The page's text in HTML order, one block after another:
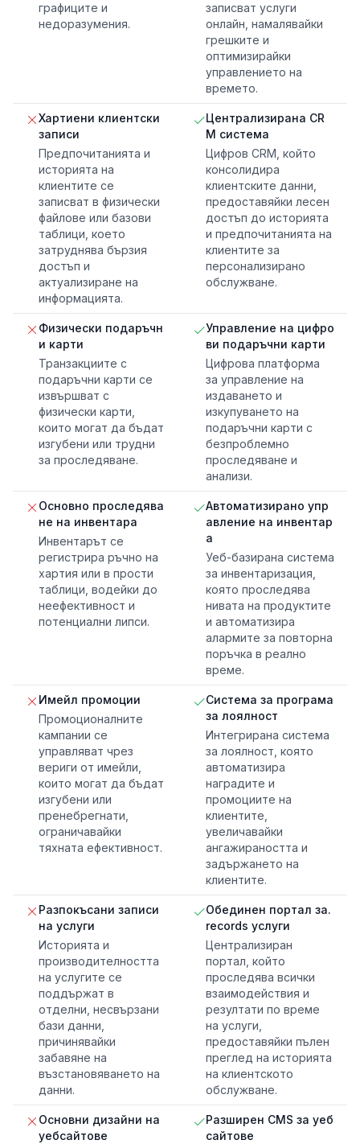
графиците и
недоразумения.
записват услуги
онлайн, намалявайки
грешките и
оптимизирайки
управлението на
времето.
Хартиени клиентски
записи
Предпочитанията и
историята на
клиентите се
записват в физически
файлове или базови
таблици, което
затруднява бързия
достъп и
актуализиране на
информацията.
Централизирана CR
M система
Цифров CRM, който
консолидира
клиентските данни,
предоставяйки лесен
достъп до историята
и предпочитанията на
клиентите за
персонализирано
обслужване.
Физически подаръчн
и карти
Транзакциите с
подаръчни карти се
извършват с
физически карти,
които могат да бъдат
изгубени или трудни
за проследяване.
Управление на цифро
ви подаръчни карти
Цифрова платформа
за управление на
издаването и
изкупуването на
подаръчни карти с
безпроблемно
проследяване и
анализи.
Основно проследява
не на инвентара
Инвентарът се
регистрира ръчно на
хартия или в прости
таблици, водейки до
неефективност и
потенциални липси.
Автоматизирано упр
авление на инвентар
а
Уеб-базирана система
за инвентаризация,
която проследява
нивата на продуктите
и автоматизира
алармите за повторна
поръчка в реално
време.
Имейл промоции
Промоционалните
кампании се
управляват чрез
вериги от имейли,
които могат да бъдат
изгубени или
пренебрегнати,
ограничавайки
тяхната ефективност.
Система за програма
за лоялност
Интегрирана система
за лоялност, която
автоматизира
наградите и
промоциите на
клиентите,
увеличавайки
ангажираността и
задържането на
клиентите.
Разпокъсани записи
на услуги
Историята и
производителността
на услугите се
поддържат в
отделни, несвързани
бази данни,
причинявайки
забавяне на
възстановяването на
данни.
Обединен портал за.
records услуги
Централизиран
портал, който
проследява всички
взаимодействия и
резултати по време
на услуги,
предоставяйки пълен
преглед на историята
на клиентското
обслужване.
Основни дизайни на
уебсайтове
Разширен CMS за уеб
сайтове